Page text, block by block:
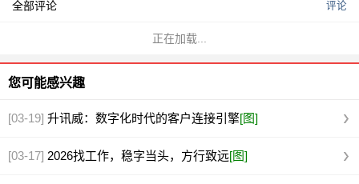
全部评论 评论
正在加载...
您可能感兴趣
[03-19] 升讯威：数字化时代的客户连接引擎[图]
[03-17] 2026找工作，稳字当头，方行致远[图]